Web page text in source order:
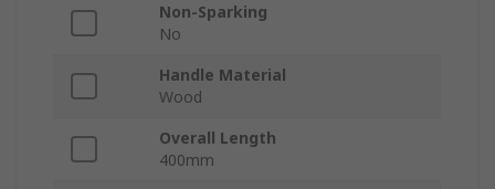
Non-Sparking
No
Handle Material
Wood
Overall Length
400mm